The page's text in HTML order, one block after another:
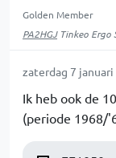
Golden Member
PA2HGJTinkeo Ergo
zaterdag 7
Ik heb ook de
(periode 1968/